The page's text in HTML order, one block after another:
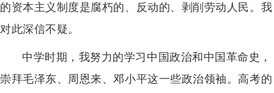
的资本主义制度是腐朽的、反动的、剥削劳动人民。我
对此深信不疑。
中学时期，我努力的学习中国政治和中国革命史，
崇拜毛泽东、周恩来、邓小平这一些政治领袖。高考的